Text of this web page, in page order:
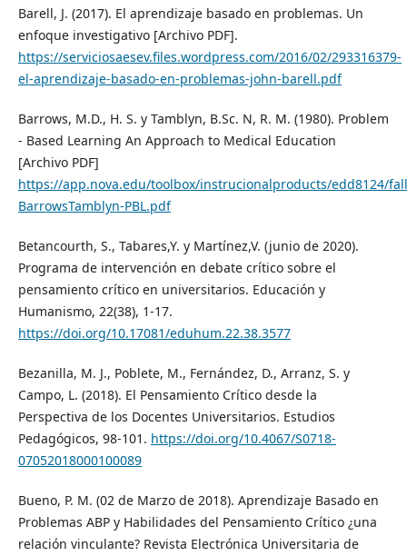
Barell, J. (2017). El aprendizaje basado en problemas. Un
enfoque investigativo [Archivo PDF].
https://serviciosaesev.files.wordpress.com/2016/02/293316379-
el-aprendizaje-basado-en-problemas-john-barell.pdf
Barrows, M.D., H. S. y Tamblyn, B.Sc. N, R. M. (1980). Problem
- Based Learning An Approach to Medical Education
[Archivo PDF]
https://app.nova.edu/toolbox/instrucionalproducts/edd8124/
BarrowsTamblyn-PBL.pdf
Betancourth, S., Tabares,Y. y Martínez,V. (junio de 2020).
Programa de intervención en debate crítico sobre el
pensamiento crítico en universitarios. Educación y
Humanismo, 22(38), 1-17.
https://doi.org/10.17081/eduhum.22.38.3577
Bezanilla, M. J., Poblete, M., Fernández, D., Arranz, S. y
Campo, L. (2018). El Pensamiento Crítico desde la
Perspectiva de los Docentes Universitarios. Estudios
Pedagógicos, 98-101. https://doi.org/10.4067/S0718-
07052018000100089
Bueno, P. M. (02 de Marzo de 2018). Aprendizaje Basado en
Problemas ABP y Habilidades del Pensamiento Crítico ¿una
relación vinculante? Revista Electrónica Universitaria de